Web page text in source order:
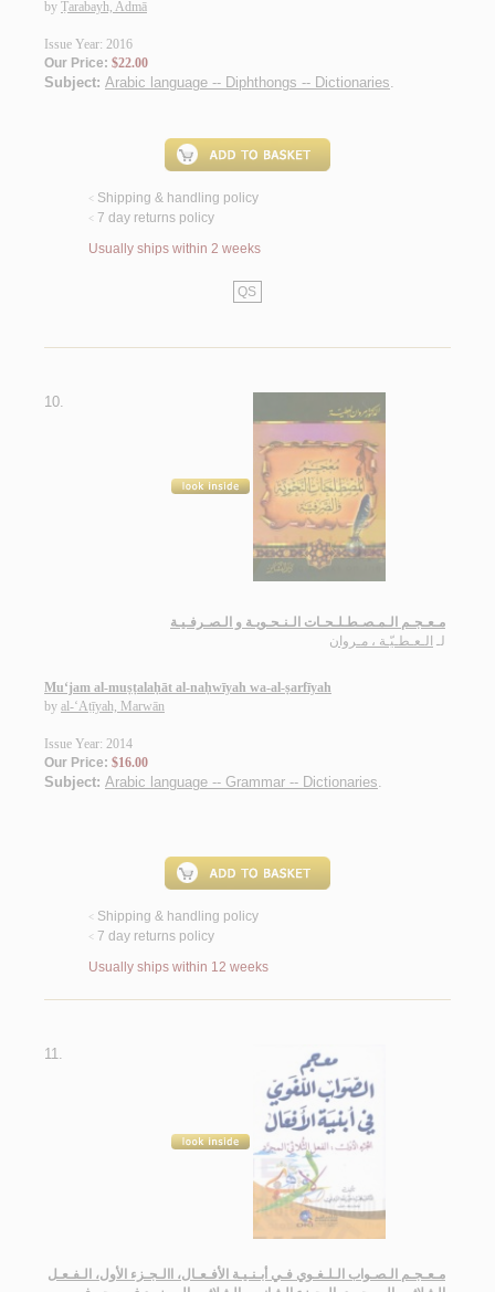
by Ṭarabayh, Admā
Issue Year: 2016
Our Price: $22.00
Subject: Arabic language -- Diphthongs -- Dictionaries.
< Shipping & handling policy
< 7 day returns policy
Usually ships within 2 weeks
QS
10.
مـعـجـم الـمـصـطـلـحـات الـنـحـويـة و الـصـرفـيـة
لـ الـعـطـيّـة ، مـروان
Mu‘jam al-muṣṭalaḥāt al-naḥwīyah wa-al-ṣarfīyah
by al-‘Aṭīyah, Marwān
Issue Year: 2014
Our Price: $16.00
Subject: Arabic language -- Grammar -- Dictionaries.
< Shipping & handling policy
< 7 day returns policy
Usually ships within 12 weeks
11.
مـعـجـم الـصـواب الـلـغـوي فـي أبـنـيـة الأفـعـال، االـجـزء الأول، الـفـعـل